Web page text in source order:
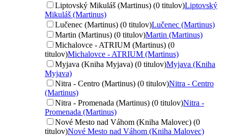
Liptovský Mikuláš (Martinus) (0 titulov)Liptovský
Mikuláš (Martinus)
Lučenec (Martinus) (0 titulov)Lučenec (Martinus)
Martin (Martinus) (0 titulov)Martin (Martinus)
Michalovce - ATRIUM (Martinus) (0
titulov)Michalovce - ATRIUM (Martinus)
Myjava (Kniha Myjava) (0 titulov)Myjava (Kniha
Myjava)
Nitra - Centro (Martinus) (0 titulov)Nitra - Centro
(Martinus)
Nitra - Promenada (Martinus) (0 titulov)Nitra -
Promenada (Martinus)
Nové Mesto nad Váhom (Kniha Malovec) (0
titulov)Nové Mesto nad Váhom (Kniha Malovec)